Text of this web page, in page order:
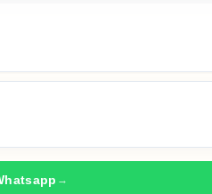
→